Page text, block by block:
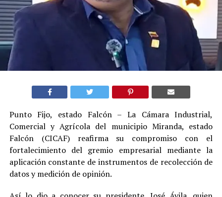
Punto Fijo, estado Falcón – La Cámara Industrial,
Comercial y Agrícola del municipio Miranda, estado
Falcón (CICAF) reafirma su compromiso con el
fortalecimiento del gremio empresarial mediante la
aplicación constante de instrumentos de recolección de
datos y medición de opinión.